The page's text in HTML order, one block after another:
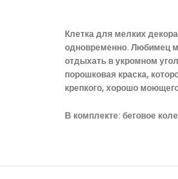
Клетка для мелких
одновременно. Любимец
отдыхать в укромном
порошковая краска,
крепкого, хорошо
В комплекте: беговое